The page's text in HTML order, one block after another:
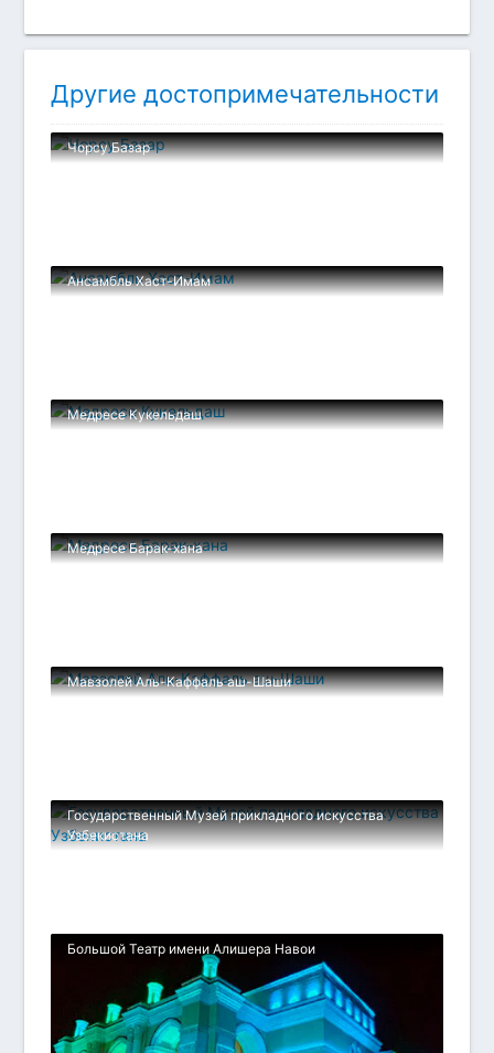
Другие достопримечательности
Чорсу Базар
Ансамбль Хаст-Имам
Медресе Кукельдаш
Медресе Барак-хана
Мавзолей Аль-Каффаль аш-Шаши
Государственный Музей прикладного искусства
Узбекистана
Большой Театр имени Алишера Навои